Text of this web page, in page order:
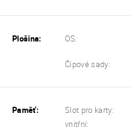
Plošina: OS:
Čipové sady:
Paměť: Slot pro karty:
vnitřní: